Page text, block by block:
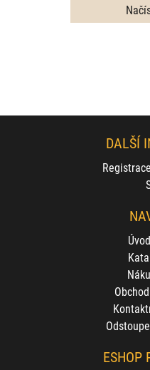
DALŠÍ
ESHOP